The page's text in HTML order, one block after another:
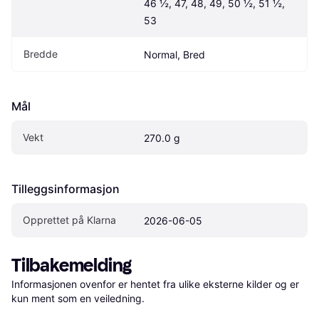
46 ½, 47, 48, 49, 50 ½, 51 ½,
53
Bredde Normal, Bred
Mål
Vekt 270.0 g
Tilleggsinformasjon
Opprettet på Klarna 2026-06-05
Tilbakemelding
Informasjonen ovenfor er hentet fra ulike eksterne kilder og er
kun ment som en veiledning.